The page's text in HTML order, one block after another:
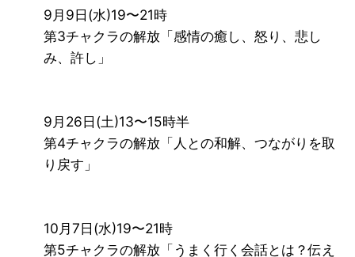
9月9日(水)19〜21時
第3チャクラの解放「感情の癒し、怒り、悲し
み、許し」
9月26日(土)13〜15時半
第4チャクラの解放「人との和解、つながりを取
り戻す」
10月7日(水)19〜21時
第5チャクラの解放「うまく行く会話とは？伝え